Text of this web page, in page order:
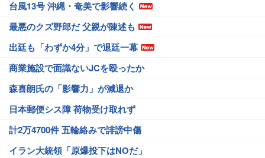
台風13号 沖縄・奄美で影響続く
最悪のクズ野郎だ 父親が陳述も
出廷も「わずか4分」で退廷一幕
商業施設で面識ないJCを殴ったか
森喜朗氏の「影響力」が減退か
日本郵便シス障 荷物受け取れず
計2万4700件 五輪絡みで誹謗中傷
イラン大統領「原爆投下はNOだ」